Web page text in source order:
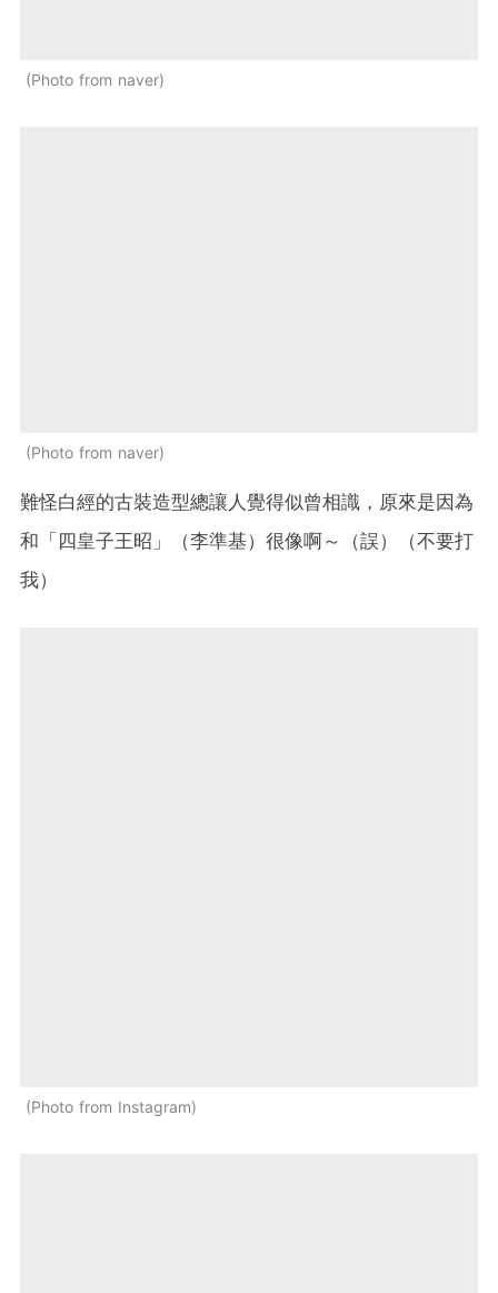
Photo from naver
Photo from naver
難怪白經的古裝造型總讓人覺得似曾相識，原來是因為
和「四皇子王昭」（李準基）很像啊～（誤）（不要打
我）
Photo from Instagram